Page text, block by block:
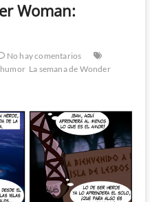
Woman:
No hay comentarios
humor La semana de Wonder